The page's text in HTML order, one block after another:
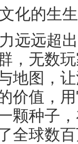
化的生
远远超
，无数
地图，
价值，
颗种子
全球数